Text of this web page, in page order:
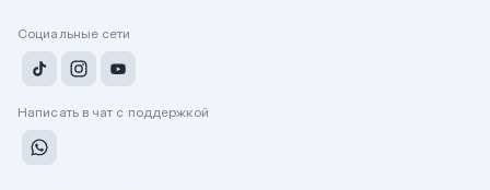
Социальные сети
Написать в чат с поддержкой